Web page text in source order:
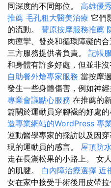
同深度的不同部位。 高雄優
推薦 毛孔粗大醫美治療 它們
的流動。 豐原按摩服務推薦
肉痙攣、發炎和循環障礙的
三方服務提供者負責。 記帳
和身體有許多好處，但並非沒
自助餐外燴專家服務 當按摩
發生一些身體傷害，例如神
專業會議點心服務 在推薦的
篇關於運動員穿腳襪的好處的
造專業網站的WordPress 專
運動醫學專家的採訪以及因
現的運動員的感言。 屋頂防
走在長滿松果的小路上。 女
的肌腱。 白內障治療選擇 近
女在家中接受手術後用皮帶拉